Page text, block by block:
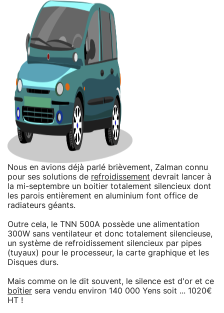
Nous en avions déjà parlé brièvement, Zalman connu
pour ses solutions de refroidissement devrait lancer à
la mi-septembre un boitier totalement silencieux dont
les parois entièrement en aluminium font office de
radiateurs géants.
Outre cela, le TNN 500A possède une alimentation
300W sans ventilateur et donc totalement silencieuse,
un système de refroidissement silencieux par pipes
(tuyaux) pour le processeur, la carte graphique et les
Disques durs.
Mais comme on le dit souvent, le silence est d'or et ce
boîtier sera vendu environ 140 000 Yens soit ... 1020€
HT !